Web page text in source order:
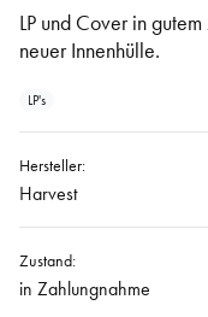
LP und Cover in
neuer Innenhülle.
LP's
Hersteller:
Harvest
Zustand:
in Zahlungnahme